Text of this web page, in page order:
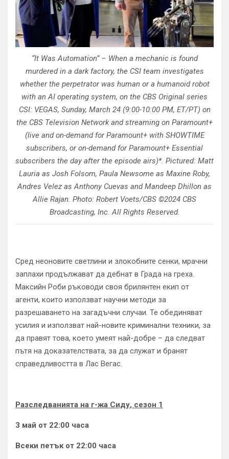
“It Was Automation” – When a mechanic is found
murdered in a dark factory, the CSI team investigates
whether the perpetrator was human or a humanoid robot
with an AI operating system, on the CBS Original series
CSI: VEGAS, Sunday, March 24 (9:00-10:00 PM, ET/PT) on
the CBS Television Network and streaming on Paramount+
(live and on-demand for Paramount+ with SHOWTIME
subscribers, or on-demand for Paramount+ Essential
subscribers the day after the episode airs)*. Pictured: Matt
Lauria as Josh Folsom, Paula Newsome as Maxine Roby,
Andres Velez as Anthony Cuevas and Mandeep Dhillon as
Allie Rajan. Photo: Robert Voets/CBS ©2024 CBS
Broadcasting, Inc. All Rights Reserved.
Сред неоновите светлини и злокобните сенки, мрачни
заплахи продължават да дебнат в Градa на греха.
Максийн Роби ръководи своя брилянтен екип от
агенти, които използват научни методи за
разрешаването на загадъчни случаи. Те обединяват
усилия и използват най-новите криминални техники, за
да правят това, което умеят най-добре – да следват
пътя на доказателствата, за да служат и бранят
справедливостта в Лас Вегас.
Разследванията на г-жа Сиду, сезон 1
3 май от 22:00 часа
Всеки петък от 22:00 часа